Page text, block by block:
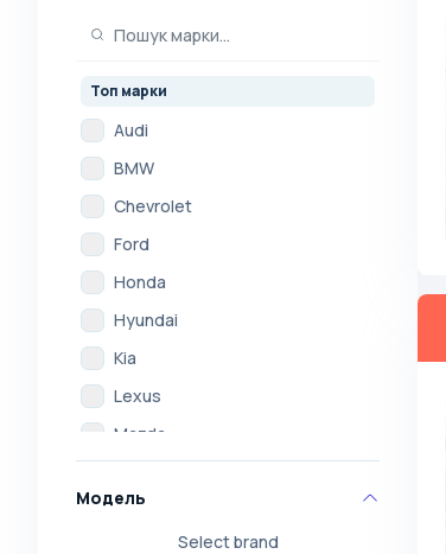
Топ марки
Audi
BMW
Chevrolet
Ford
Honda
Hyundai
Kia
Lexus
Mazda
Mitsubishi
Модель
Select brand